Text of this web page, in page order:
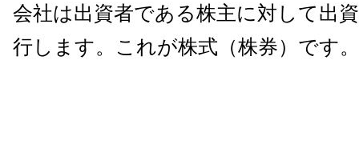
会社は出資者である株主に対して出
行します。これが株式（株券）です。